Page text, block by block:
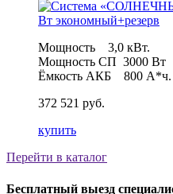
Мощность 3,0 кВт.
Мощность СП 3000 Вт
Ёмкость АКБ 800 А*ч.
372 521 руб.
купить
Перейти в каталог
Бесплатный выезд